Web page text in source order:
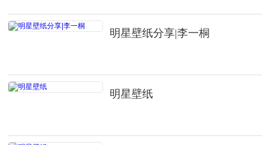
明星壁纸分享|李一桐
明星壁纸